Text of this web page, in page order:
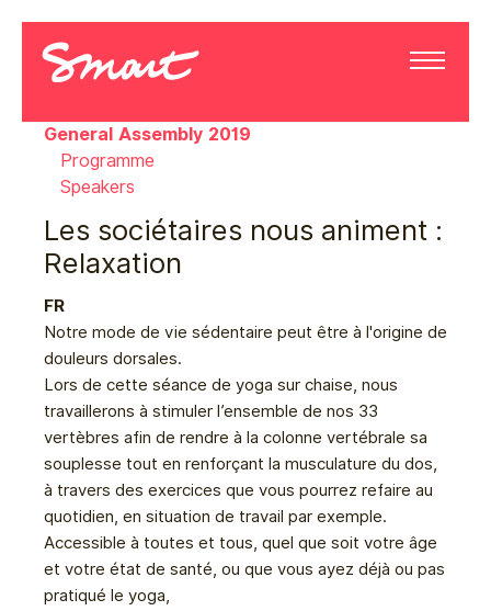
General Assembly 2019
Programme
Speakers
Les sociétaires nous animent :
Relaxation
FR
Notre mode de vie sédentaire peut être à l'origine de
douleurs dorsales.
Lors de cette séance de yoga sur chaise, nous
travaillerons à stimuler l’ensemble de nos 33
vertèbres afin de rendre à la colonne vertébrale sa
souplesse tout en renforçant la musculature du dos,
à travers des exercices que vous pourrez refaire au
quotidien, en situation de travail par exemple.
Accessible à toutes et tous, quel que soit votre âge
et votre état de santé, ou que vous ayez déjà ou pas
pratiqué le yoga,